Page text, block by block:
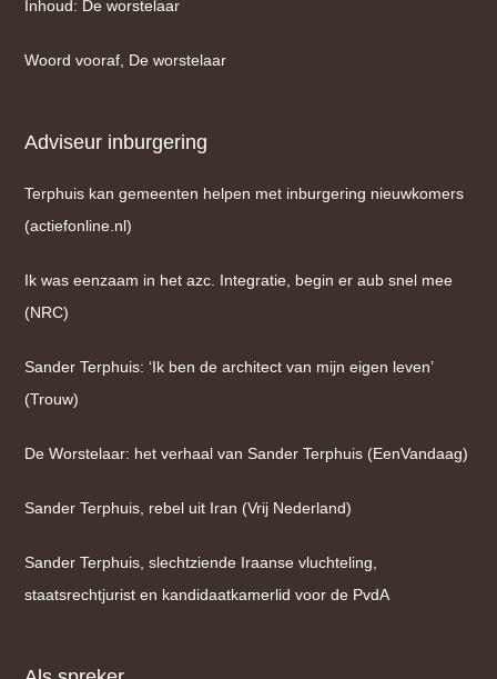
Inhoud: De worstelaar
Woord vooraf, De worstelaar
Adviseur inburgering
Terphuis kan gemeenten helpen met inburgering nieuwkomers
(actiefonline.nl)
Ik was eenzaam in het azc. Integratie, begin er aub snel mee
(NRC)
Sander Terphuis: ‘Ik ben de architect van mijn eigen leven’
(Trouw)
De Worstelaar: het verhaal van Sander Terphuis (EenVandaag)
Sander Terphuis, rebel uit Iran (Vrij Nederland)
Sander Terphuis, slechtziende Iraanse vluchteling,
staatsrechtjurist en kandidaatkamerlid voor de PvdA